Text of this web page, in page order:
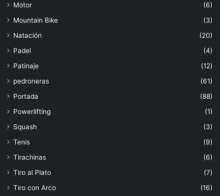
Motor
(6)
Mountain Bike
(3)
Natación
(20)
Padel
(4)
Patinaje
(12)
pedroneras
(61)
Portada
(88)
Powerlifting
(1)
Squash
(3)
Tenis
(9)
Tirachinas
(6)
Tiro al Plato
(7)
Tiro con Arco
(16)